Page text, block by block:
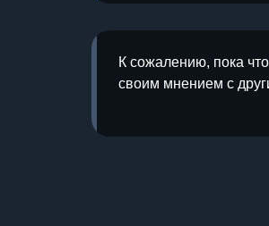
К сожалению, пока
своим мнением с